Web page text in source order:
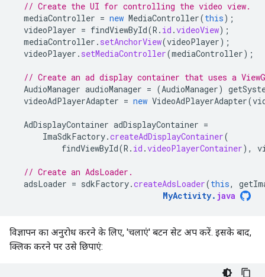
// Create the UI for controlling the video view.
mediaController = new MediaController(this);
videoPlayer = findViewById(R . id .videoView);
mediaController . setAnchorView(videoPlayer);
videoPlayer . setMediaController(mediaController);
// Create an ad display container that uses a
AudioManager audioManager = (AudioManager)
videoAdPlayerAdapter = new VideoAdPlayerAdapter(
AdDisplayContainer adDisplayContainer =
ImaSdkFactory.createAdDisplayContainer(
findViewById(R . id .videoPlayerContainer),
// Create an AdsLoader.
adsLoader = sdkFactory.createAdsLoader(this,
MyActivity. java
विज्ञापन का अनुरोध करने के लिए, 'चलाएं' बटन सेट अप करें. इसके बाद,
क्लिक करने पर उसे छिपाएं: